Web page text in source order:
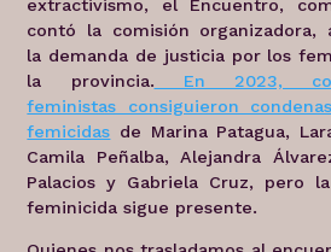
extractivismo, el Encuentro,
contó la comisión organizadora,
la demanda de justicia por los
la provincia. En 2023,
feministas consiguieron
femicidas de Marina Patagua,
Camila Peñalba, Alejandra
Palacios y Gabriela Cruz, pero
feminicida sigue presente.